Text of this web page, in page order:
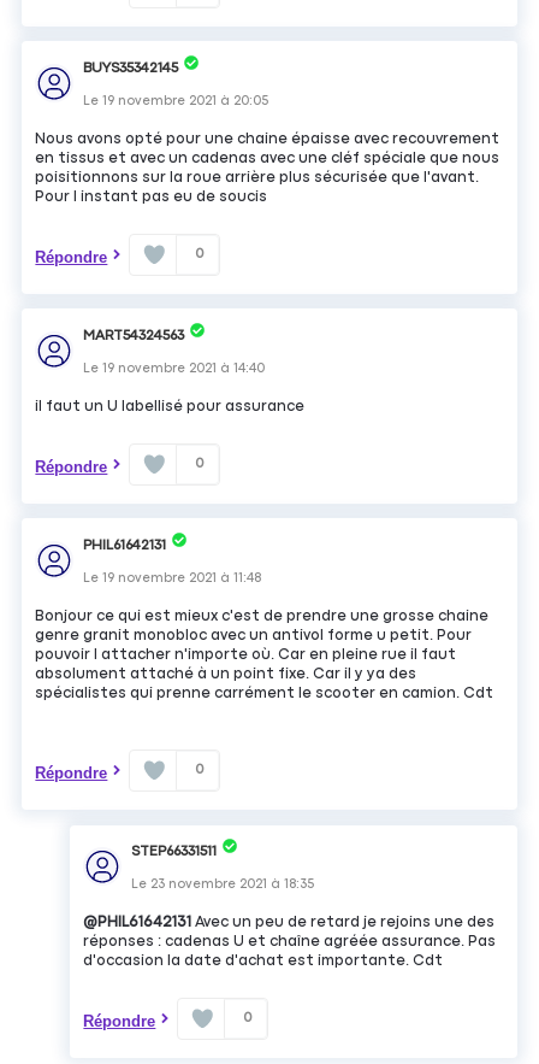
BUYS35342145
Le19 novembre 2021 à 20:05
Nous avons opté pour une chaine épaisse avec recouvrement
en tissus et avec un cadenas avec une cléf spéciale que nous
poisitionnons sur la roue arrière plus sécurisée que l'avant.
Pour l instant pas eu de soucis
Répondre 0
MART54324563
Le19 novembre 2021 à14:40
il faut un U labellisé pour assurance
Répondre 0
PHIL61642131
Le19 novembre 2021 à11:48
Bonjour ce qui est mieux c'est de prendre une grosse chaine
genre granit monobloc avec un antivol forme u petit. Pour
pouvoir l attacher n'importe où. Car en pleine rue il faut
absolument attaché à un point fixe. Car il y ya des
spécialistes qui prenne carrément le scooter en camion. Cdt
Répondre 0
STEP66331511
Le 23 novembre 2021 à18:35
@PHIL61642131Avec un peu de retard je rejoins une des
réponses : cadenas U et chaîne agréée assurance. Pas
d'occasion la date d'achat est importante. Cdt
Répondre 0